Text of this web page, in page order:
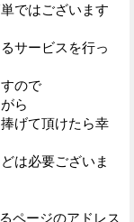
ではございます
サービスを行っ
ので
ら
げて頂けたら幸
は必要ございま
ページのアドレス